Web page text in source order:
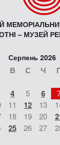
– МУЗЕЙ
Серпень 2026
В С Ч
4 5 6
11 12 13
18 19 20
25 26 27